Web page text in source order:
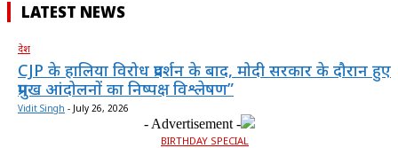
LATEST NEWS
देश
CJP के हालिया विरोध प्रदर्शन के बाद, मोदी सरकार के दौरान हुए
प्रमुख आंदोलनों का निष्पक्ष विश्लेषण”
Vidit Singh - July 26, 2026
- Advertisement -
BIRTHDAY SPECIAL